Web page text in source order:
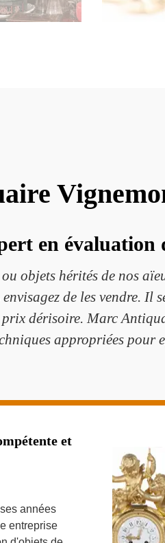
en évaluation
objets hérités de nos
de les vendre. Il
prix dérisoire. Marc
appropriées pour
et
années
entreprise